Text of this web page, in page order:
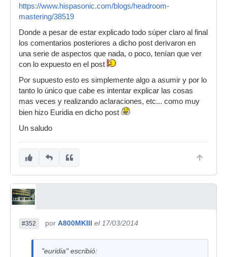
https://www.hispasonic.com/blogs/headroom-
mastering/38519
Donde a pesar de estar explicado todo súper claro al final
los comentarios posteriores a dicho post derivaron en
una serie de aspectos que nada, o poco, tenían que ver
con lo expuesto en el post
Por supuesto esto es simplemente algo a asumir y por lo
tanto lo único que cabe es intentar explicar las cosas
mas veces y realizando aclaraciones, etc... como muy
bien hizo Euridia en dicho post
Un saludo
#352 por A800MKIII el 17/03/2014
"euridia" escribió: